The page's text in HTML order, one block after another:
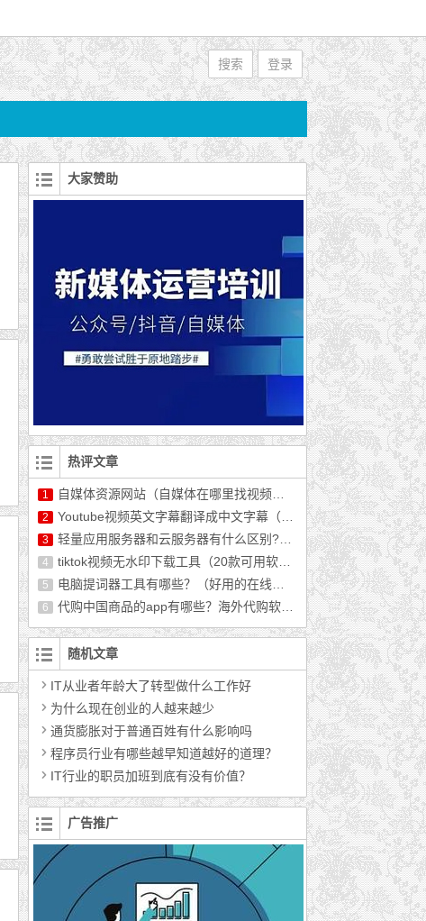
搜索 登录
大家赞助
热评文章
1 自媒体资源网站（自媒体在哪里找视频资源）
2 Youtube视频英文字幕翻译成中文字幕（最新教程）
3 轻量应用服务器和云服务器有什么区别?哪个好用?
4 tiktok视频无水印下载工具（20款可用软件推荐）
5 电脑提词器工具有哪些？（好用的在线提词器分享）
6 代购中国商品的app有哪些？海外代购软件排行榜前十
随机文章
IT从业者年龄大了转型做什么工作好
为什么现在创业的人越来越少
通货膨胀对于普通百姓有什么影响吗
程序员行业有哪些越早知道越好的道理？
IT行业的职员加班到底有没有价值？
广告推广